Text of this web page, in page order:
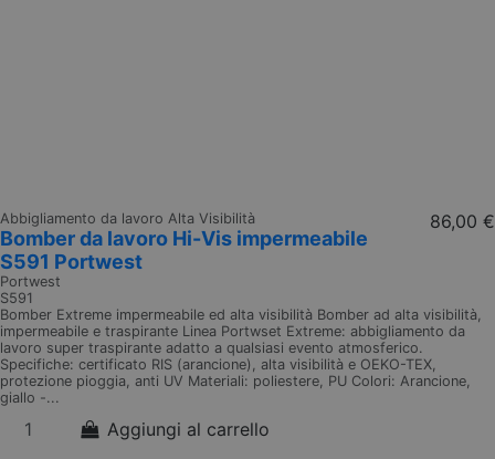
Abbigliamento da lavoro Alta Visibilità
Bomber da lavoro Hi-Vis impermeabile
S591 Portwest
Portwest
S591
86,00 €
Bomber Extreme impermeabile ed alta visibilità Bomber ad alta visibilità,
impermeabile e traspirante Linea Portwset Extreme: abbigliamento da
lavoro super traspirante adatto a qualsiasi evento atmosferico.
Specifiche: certificato RIS (arancione), alta visibilità e OEKO-TEX,
protezione pioggia, anti UV Materiali: poliestere, PU Colori: Arancione,
giallo -...
Aggiungi al carrello